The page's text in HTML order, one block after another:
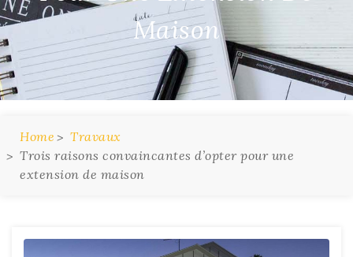
Maison
Home
Travaux
Trois raisons convaincantes d’opter pour une
extension de maison